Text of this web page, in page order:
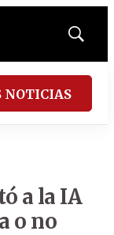
Mostrar
a la IA
o no